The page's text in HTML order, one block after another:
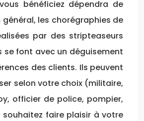
bénéficiez dépendra de
général, les chorégraphies de
par des stripteaseurs
se font avec un déguisement
des clients. Ils peuvent
selon votre choix (militaire,
officier de police, pompier,
souhaitez faire plaisir à votre